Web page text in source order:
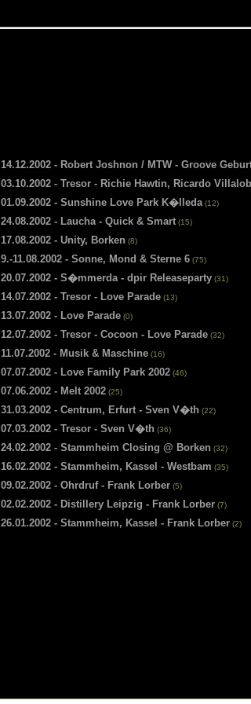
14.12.2002 - Robert Joshnon / MTW - Groove
03.10.2002 - Tresor - Richie Hawtin, Ricardo
01.09.2002 - Sunshine Love Park K�lleda(12)
24.08.2002 - Laucha - Quick & Smart(15)
17.08.2002 - Unity, Borken (8)
9.-11.08.2002 - Sonne, Mond & Sterne 6(75)
20.07.2002 - S�mmerda - dpir Releaseparty(31)
14.07.2002 - Tresor - Love Parade(13)
13.07.2002 - Love Parade(0)
12.07.2002 - Tresor - Cocoon - Love Parade(32)
11.07.2002 - Musik & Maschine(16)
07.07.2002 - Love Family Park 2002(46)
07.06.2002 - Melt 2002(25)
31.03.2002 - Centrum, Erfurt - Sven V�th (22)
07.03.2002 - Tresor - Sven V�th (36)
24.02.2002 - Stammheim Closing @ Borken (32)
16.02.2002 - Stammheim, Kassel - Westbam (35)
09.02.2002 - Ohrdruf - Frank Lorber(5)
02.02.2002 - Distillery Leipzig - Frank Lorber(7)
26.01.2002 - Stammheim, Kassel - Frank Lorber(2)